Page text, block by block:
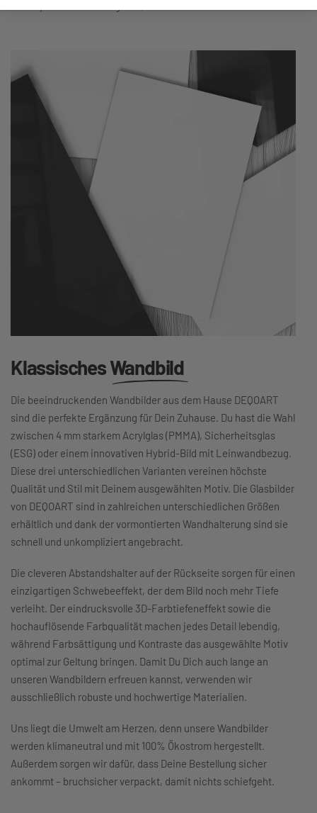
KlassischesWandbild
Die beeindruckenden Wandbilder aus dem Hause DEQOART
sind die perfekte Ergänzung für Dein Zuhause. Du hast die Wahl
zwischen 4 mm starkem Acrylglas (PMMA), Sicherheitsglas
(ESG) oder einem innovativen Hybrid-Bild mit Leinwandbezug.
Diese drei unterschiedlichen Varianten vereinen höchste
Qualität und Stil mit Deinem ausgewählten Motiv. Die Glasbilder
von DEQOART sind in zahlreichen unterschiedlichen Größen
erhältlich und dank der vormontierten Wandhalterung sind sie
schnell und unkompliziert angebracht.
Die cleveren Abstandshalter auf der Rückseite sorgen für einen
einzigartigen Schwebeeffekt, der dem Bild noch mehr Tiefe
verleiht. Der eindrucksvolle 3D-Farbtiefeneffekt sowie die
hochauflösende Farbqualität machen jedes Detail lebendig,
während Farbsättigung und Kontraste das ausgewählte Motiv
optimal zur Geltung bringen. Damit Du Dich auch lange an
unseren Wandbildern erfreuen kannst, verwenden wir
ausschließlich robuste und hochwertige Materialien.
Uns liegt die Umwelt am Herzen, denn unsere Wandbilder
werden klimaneutral und mit 100% Ökostrom hergestellt.
Außerdem sorgen wir dafür, dass Deine Bestellung sicher
ankommt – bruchsicher verpackt, damit nichts schiefgeht.